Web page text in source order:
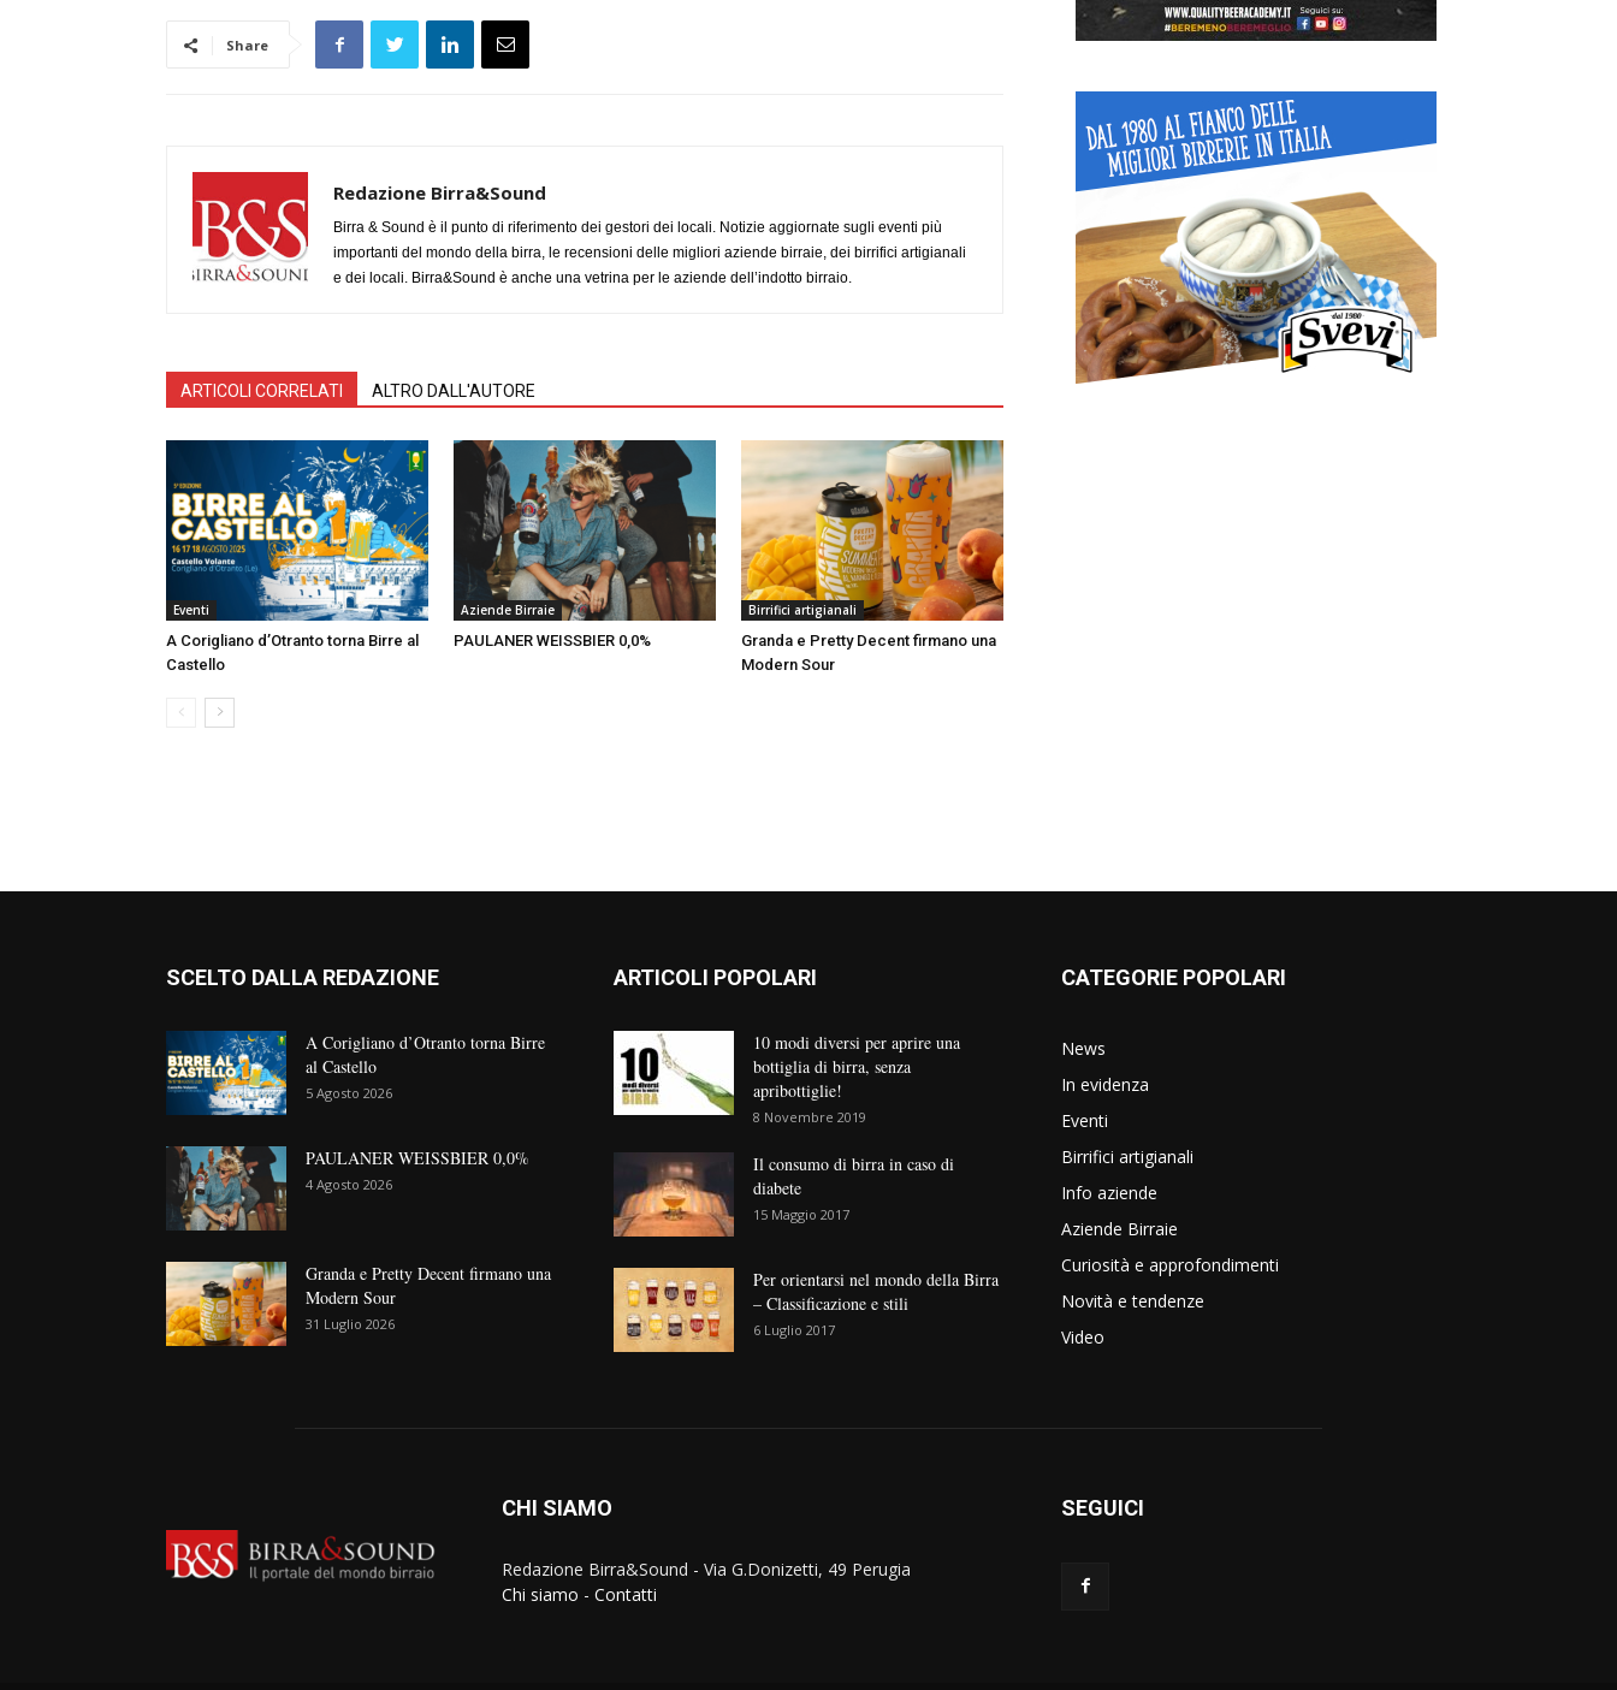
Share
Redazione Birra&Sound
Birra & Sound è il punto di riferimento dei gestori dei locali. Notizie aggiornate sugli eventi più
importanti del mondo della birra, le recensioni delle migliori aziende birraie, dei birrifici artigianali
e dei locali. Birra&Sound è anche una vetrina per le aziende dell’indotto birraio.
ARTICOLI CORRELATI ALTRO DALL'AUTORE
Eventi
A Corigliano d’Otranto torna Birre al
Castello
Aziende Birraie
PAULANER WEISSBIER 0,0%
Birrifici artigianali
Granda e Pretty Decent firmano una
Modern Sour
SCELTO DALLA REDAZIONE
A Corigliano d’Otranto torna Birre
al Castello
5 Agosto 2026
PAULANER WEISSBIER 0,0%
4 Agosto 2026
Granda e Pretty Decent firmano una
Modern Sour
31 Luglio 2026
ARTICOLI POPOLARI
10 modi diversi per aprire una
bottiglia di birra, senza
apribottiglie!
8 Novembre 2019
Il consumo di birra in caso di
diabete
15 Maggio 2017
Per orientarsi nel mondo della Birra
– Classificazione e stili
6 Luglio 2017
CATEGORIE POPOLARI
News
In evidenza
Eventi
Birrifici artigianali
Info aziende
Aziende Birraie
Curiosità e approfondimenti
Novità e tendenze
Video
CHI SIAMO
Redazione Birra&Sound - Via G.Donizetti, 49 Perugia
Chi siamo - Contatti
SEGUICI